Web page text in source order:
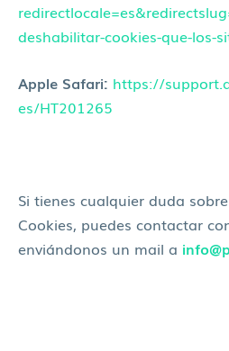
deshabilitar-cookies-que-los-
Apple Safari: https://
es/HT201265
Si tienes cualquier duda
Cookies, puedes contactar
enviándonos un mail a